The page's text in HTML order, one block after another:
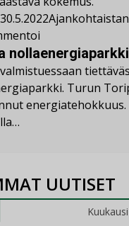
30.5.2022Ajankohtaista
nollaenergiaparkki
Turun
energiatehokkuus.
UUTISET
Kuukausi